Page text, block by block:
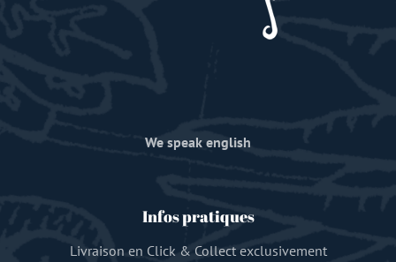
We speak english
Infos pratiques
Livraison en Click & Collect exclusivement